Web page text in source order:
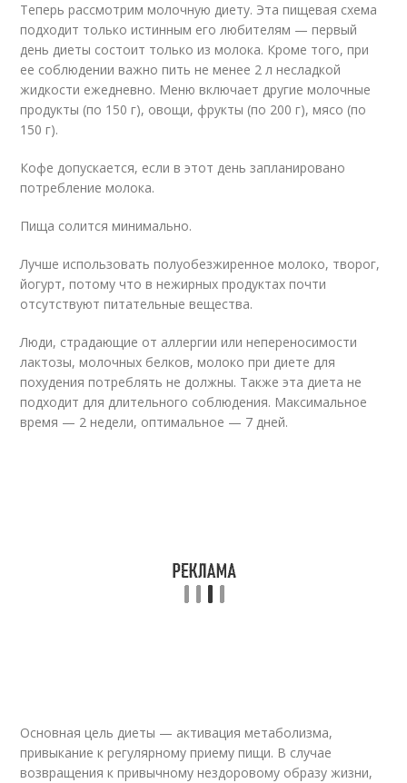
Теперь рассмотрим молочную диету. Эта пищевая схема
подходит только истинным его любителям — первый
день диеты состоит только из молока. Кроме того, при
ее соблюдении важно пить не менее 2 л несладкой
жидкости ежедневно. Меню включает другие молочные
продукты (по 150 г), овощи, фрукты (по 200 г), мясо (по
150 г).
Кофе допускается, если в этот день запланировано
потребление молока.
Пища солится минимально.
Лучше использовать полуобезжиренное молоко, творог,
йогурт, потому что в нежирных продуктах почти
отсутствуют питательные вещества.
Люди, страдающие от аллергии или непереносимости
лактозы, молочных белков, молоко при диете для
похудения потреблять не должны. Также эта диета не
подходит для длительного соблюдения. Максимальное
время — 2 недели, оптимальное — 7 дней.
Основная цель диеты — активация метаболизма,
привыкание к регулярному приему пищи. В случае
возвращения к привычному нездоровому образу жизни,